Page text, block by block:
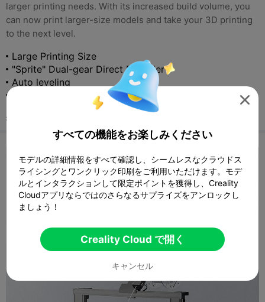
larger printing needs. With its increased build volume, you
can now print larger-size models and take your 3D printing
to the next level.
Large Printing Size
"Sprite" Dual-gear Direct Extruder
Auto leveling
希望小売価格:

すべての機能をお楽しみください
モデルの詳細情報をすべて確認し、シームレスなクラウドス
ライシングとワンクリック印刷をご利用いただけます。モデ
ルとインタラクションして限定ポイントを獲得し、Creality
Cloudアプリならではのさらなるサプライズをアンロックし
ましょう！
Creality Cloud で開く
キャンセル